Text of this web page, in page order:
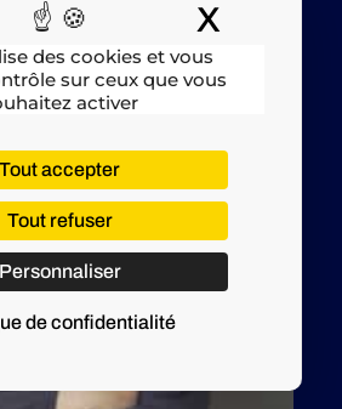
des cookies et vous
sur ceux que vous
activer
Tout accepter
Tout refuser
Personnaliser
de confidentialité
X